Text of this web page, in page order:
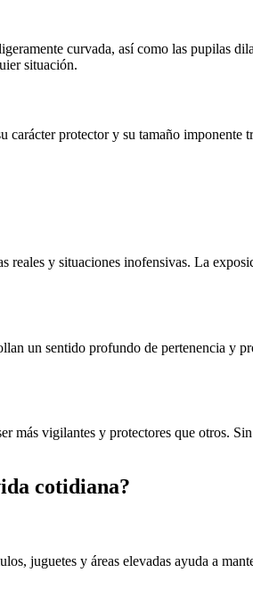
curvada, así como las pupilas
situación.
carácter protector y su tamaño
y situaciones inofensivas. La
un sentido profundo de pertenencia y
vigilantes y protectores que otros.
cotidiana?
juguetes y áreas elevadas ayuda a